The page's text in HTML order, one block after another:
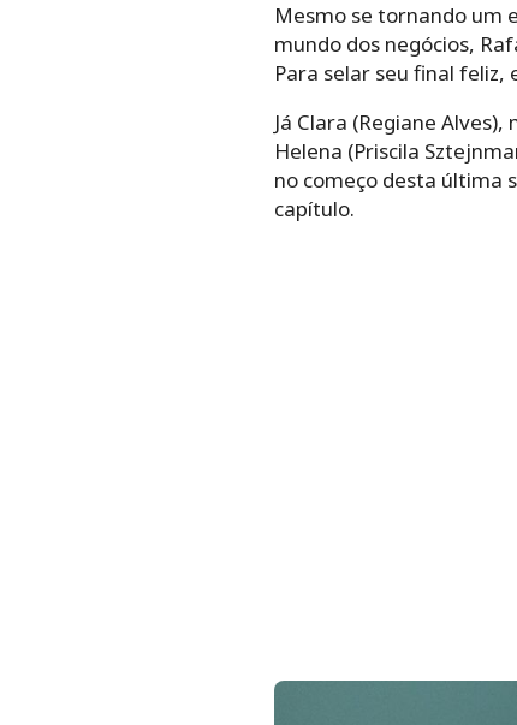
Mesmo se tornando um
mundo dos negócios,
Para selar seu final feliz,
Já Clara (Regiane
Helena (Priscila
no começo desta última
capítulo.